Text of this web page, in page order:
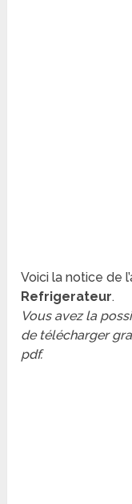
Voici la notice de
Refrigerateur.
Vous avez la
de télécharger
pdf.